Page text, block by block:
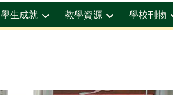
學生成就 教學資源 學校刊物